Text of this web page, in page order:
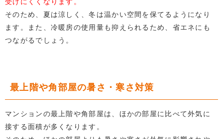
そのため、夏は涼しく、冬は温かい空間を保てるようになり
ます。また、冷暖房の使用量も抑えられるため、省エネにも
つながるでしょう。
最上階や角部屋の暑さ・寒さ対策
マンションの最上階や角部屋は、ほかの部屋に比べて外気に
接する面積が多くなります。